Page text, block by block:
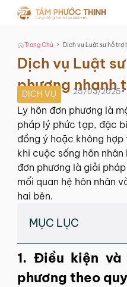
Trang Chủ > Dịch vụ Luật sư hỗ trợ
Dịch vụ Luật
phương nhanh
DỊCH VỤ 25/03/2025•
Ly hôn đơn phương là
pháp lý phức tạp, đặc
đồng ý hoặc không
khi cuộc sống hôn
đơn phương là giải
mối quan hệ hôn nhân
hai bên.
MỤC LỤC
1. Điều kiện
phương theo